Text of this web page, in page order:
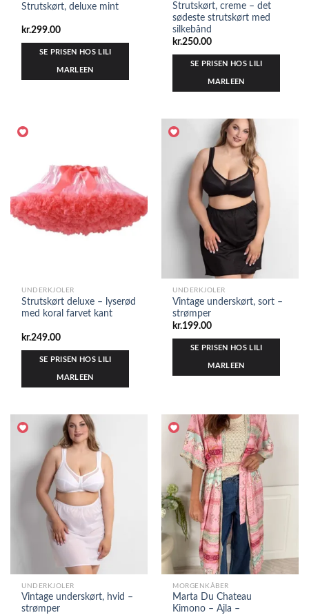
Strutskørt, deluxe mint
kr.299.00
SE PRISEN HOS LILI
MARLEEN
Strutskørt, creme – det
sødeste strutskørt med
silkebånd
kr.250.00
SE PRISEN HOS LILI
MARLEEN
UNDERKJOLER
Strutskørt deluxe – lyserød
med koral farvet kant
kr.249.00
SE PRISEN HOS LILI
MARLEEN
UNDERKJOLER
Vintage underskørt, sort –
strømper
kr.199.00
SE PRISEN HOS LILI
MARLEEN
UNDERKJOLER
Vintage underskørt, hvid –
strømper
MORGENKÅBER
Marta Du Chateau
Kimono – Ajla –